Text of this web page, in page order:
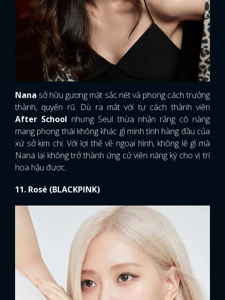
Nana sở hữu gương mặt sắc nét và phong cách trưởng
thành, quyến rũ. Dù ra mắt với tư cách thành viên
After School nhưng Seul thừa nhận rằng cô nàng
mang phong thái không khác gì minh tinh hàng đầu của
xứ sở kim chi. Với lợi thế về ngoại hình, không lẽ gì mà
Nana lại không trở thành ứng cử viên nặng ký cho vị trí
hoa hậu được.
11. Rosé (BLACKPINK)